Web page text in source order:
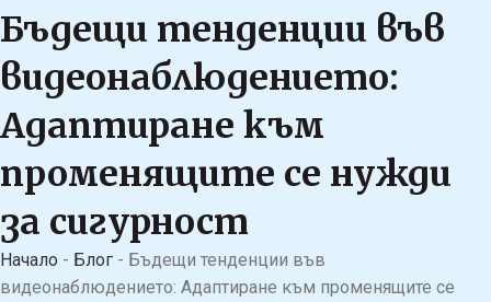
Бъдещи тенденции във
видеонаблюдението:
Адаптиране към
променящите се нужди
за сигурност
Начало - Блог - Бъдещи тенденции във
видеонаблюдението: Адаптиране към променящите се